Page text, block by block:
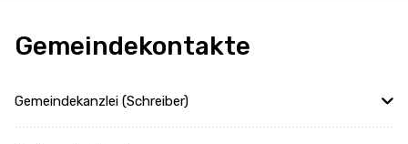
Gemeindekontakte
Gemeindekanzlei (Schreiber)